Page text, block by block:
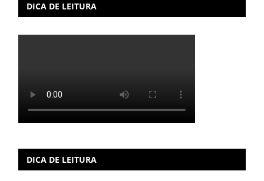
DICA DE LEITURA
DICA DE LEITURA